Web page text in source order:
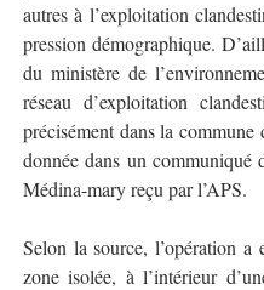
autres à l’exploitation
pression démographique.
du ministère de
réseau d’exploitation
précisément dans la
donnée dans un communiqué
Médina-mary reçu par l’APS.
Selon la source, l’opération
zone isolée, à l’intérieur